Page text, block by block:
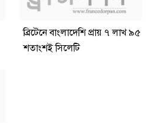
ব্রিটেনে বাংলাদেশি প্রায় ৭ লাখ ৯৫
শতাংশই সিলেটি